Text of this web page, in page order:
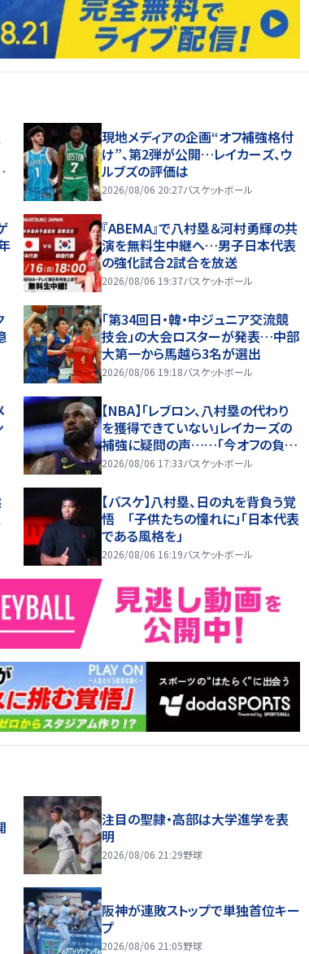
現地メディアの企画“オフ補強格付
け”、第2弾が公開…レイカーズ、ウ
ルブズの評価は
2026/08/06 20:27バスケットボール
『ABEMA』で八村塁＆河村勇輝の共
演を無料生中継へ…男子日本代表
の強化試合2試合を放送
2026/08/06 19:37バスケットボール
「第34回日・韓・中ジュニア交流競
技会」の大会ロスターが発表…中部
大第一から馬越ら3名が選出
2026/08/06 19:18バスケットボール
【NBA】「レブロン、八村塁の代わり
を獲得できていない」レイカーズの
補強に疑問の声……「今オフの負け
組」という指摘も
2026/08/06 17:33バスケットボール
【バスケ】八村塁、日の丸を背負う覚
悟 「子供たちの憧れに」「日本代表
である風格を」
2026/08/06 16:19バスケットボール
注目の聖隷・高部は大学進学を表
明
2026/08/06 21:29野球
阪神が連敗ストップで単独首位キー
プ
2026/08/06 21:05野球